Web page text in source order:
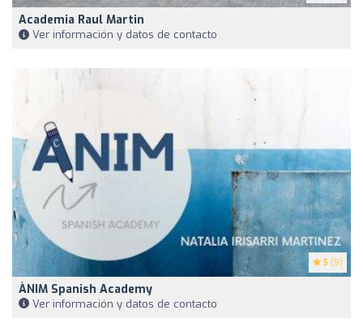
Academia Raul Martin
Ver información y datos de contacto
5 (9)
ÀNIM Spanish Academy
Ver información y datos de contacto